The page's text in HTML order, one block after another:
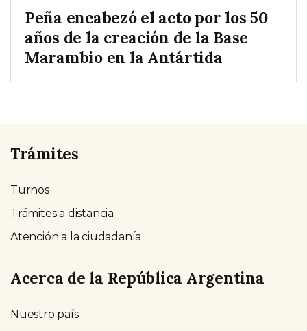
Peña encabezó el acto por los 50
años de la creación de la Base
Marambio en la Antártida
Trámites
Turnos
Trámites a distancia
Atención a la ciudadanía
Acerca de la República Argentina
Nuestro país